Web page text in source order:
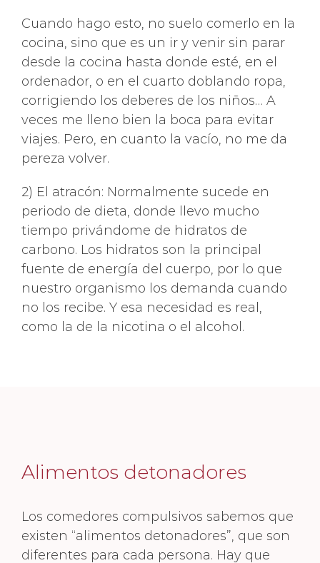
Cuando hago esto, no suelo comerlo en la
cocina, sino que es un ir y venir sin parar
desde la cocina hasta donde esté, en el
ordenador, o en el cuarto doblando ropa,
corrigiendo los deberes de los niños… A
veces me lleno bien la boca para evitar
viajes. Pero, en cuanto la vacío, no me da
pereza volver.
2) El atracón: Normalmente sucede en
periodo de dieta, donde llevo mucho
tiempo privándome de hidratos de
carbono. Los hidratos son la principal
fuente de energía del cuerpo, por lo que
nuestro organismo los demanda cuando
no los recibe. Y esa necesidad es real,
como la de la nicotina o el alcohol.
Alimentos detonadores
Los comedores compulsivos sabemos que
existen “alimentos detonadores”, que son
diferentes para cada persona. Hay que